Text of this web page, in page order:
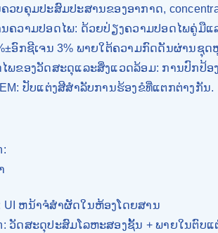
ວບ​ຄຸມ​ປະ​ສົມ​ປະ​ສານ​ຂອງ​ອາ​ກາດ​,
ນຄວາມປອດໄພ: ດ້ວຍປ່ຽງຄວາມປອດໄພຄູ່ມື
ອົກຊີເຈນ 3% ພາຍໃຕ້ຄວາມກົດດັນຜ່ານຊຸ
ໄພຂອງວັດສະດຸແລະສິ່ງແວດລ້ອມ: ການປົກປ້ອ
ປັບແຕ່ງສີສໍາລັບການຮ້ອງຂໍທີ່ແຕກຕ່າງກັນ.
UI ຫນ້າຈໍສໍາຜັດໃນຫ້ອງໂດຍສານ
ວັດສະດຸປະສົມໂລຫະສອງຊັ້ນ + ພາຍໃນຕົບແ